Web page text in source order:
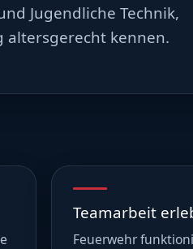
Jugendliche Technik,
altersgerecht kennen.
Teamarbeit
Feuerwehr